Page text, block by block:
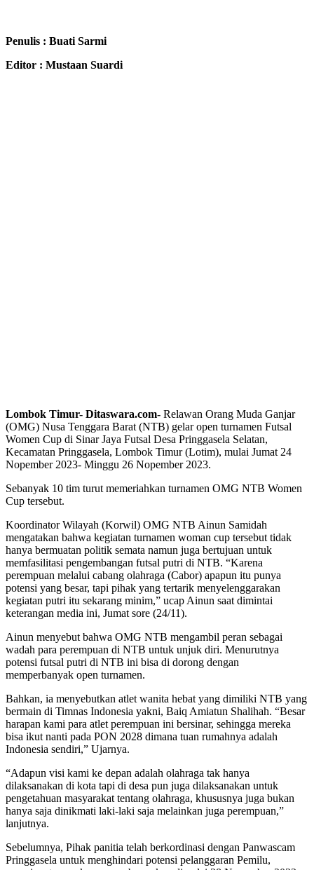
Penulis : Buati Sarmi
Editor : Mustaan Suardi
Lombok Timur- Ditaswara.com- Relawan Orang Muda Ganjar
(OMG) Nusa Tenggara Barat (NTB) gelar open turnamen Futsal
Women Cup di Sinar Jaya Futsal Desa Pringgasela Selatan,
Kecamatan Pringgasela, Lombok Timur (Lotim), mulai Jumat 24
Nopember 2023- Minggu 26 Nopember 2023.
Sebanyak 10 tim turut memeriahkan turnamen OMG NTB Women
Cup tersebut.
Koordinator Wilayah (Korwil) OMG NTB Ainun Samidah
mengatakan bahwa kegiatan turnamen woman cup tersebut tidak
hanya bermuatan politik semata namun juga bertujuan untuk
memfasilitasi pengembangan futsal putri di NTB. “Karena
perempuan melalui cabang olahraga (Cabor) apapun itu punya
potensi yang besar, tapi pihak yang tertarik menyelenggarakan
kegiatan putri itu sekarang minim,” ucap Ainun saat dimintai
keterangan media ini, Jumat sore (24/11).
Ainun menyebut bahwa OMG NTB mengambil peran sebagai
wadah para perempuan di NTB untuk unjuk diri. Menurutnya
potensi futsal putri di NTB ini bisa di dorong dengan
memperbanyak open turnamen.
Bahkan, ia menyebutkan atlet wanita hebat yang dimiliki NTB yang
bermain di Timnas Indonesia yakni, Baiq Amiatun Shalihah. “Besar
harapan kami para atlet perempuan ini bersinar, sehingga mereka
bisa ikut nanti pada PON 2028 dimana tuan rumahnya adalah
Indonesia sendiri,” Ujarnya.
“Adapun visi kami ke depan adalah olahraga tak hanya
dilaksanakan di kota tapi di desa pun juga dilaksanakan untuk
pengetahuan masyarakat tentang olahraga, khususnya juga bukan
hanya saja dinikmati laki-laki saja melainkan juga perempuan,”
lanjutnya.
Sebelumnya, Pihak panitia telah berkordinasi dengan Panwascam
Pringgasela untuk menghindari potensi pelanggaran Pemilu,